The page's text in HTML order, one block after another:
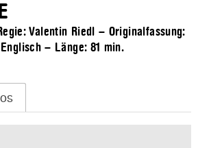
Valentin Riedl – Originalfassung:
– Länge: 81 min.